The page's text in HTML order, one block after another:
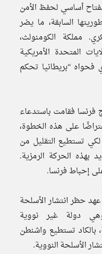
أساسي لحفظ الأمن
السابقة، ما يضر
مملكة الكومنولث،
المتحدة الأمريكية
فحواه “بريطانيا تحكم
فرنسا فقامت باستدعاء
على هذه الخطوة،
تستطيع التقليل من
بهذه الحركة الرمزية.
إحباط فرنسا.
حظر انتشار الأسلحة
وهي دولة غير نووية
بالكاد تستطيع واشنطن
الأسلحة النووية.